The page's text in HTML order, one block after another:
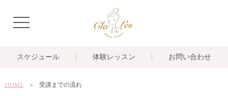
navigation
スケジュール 体験レッスン お問い合わせ
HOME 受講までの流れ